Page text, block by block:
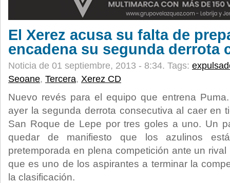
El Xerez acusa su falta de
encadena su segunda derrota
Noticia de 01 septiembre, 2013 - 8:34. Tags:
Seoane, Tercera, Xerez CD
Nuevo revés para el equipo que entrena
ayer la segunda derrota consecutiva al caer en
San Roque de Lepe por tres goles a uno. Un
quedar de manifiesto que los azulinos
pretemporada en plena competición ante un
que es uno de los aspirantes a terminar la
la clasificación.